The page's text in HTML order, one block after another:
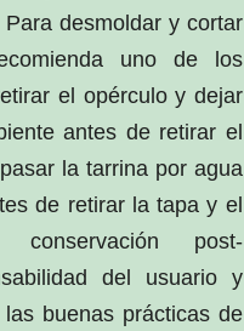
desmoldar y cortar
uno de los
el opérculo y dejar
antes de retirar el
la tarrina por agua
de retirar la tapa y el
post-
del usuario y
buenas prácticas de